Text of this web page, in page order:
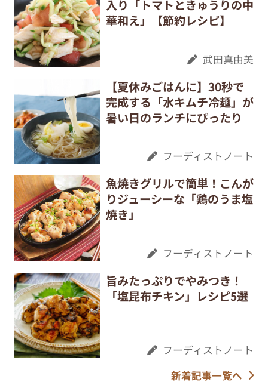
入り「トマトときゅうりの中
華和え」【節約レシピ】
武田真由美
【夏休みごはんに】30秒で
完成する「水キムチ冷麺」が
暑い日のランチにぴったり
フーディストノート
魚焼きグリルで簡単！こんが
りジューシーな「鶏のうま塩
焼き」
フーディストノート
旨みたっぷりでやみつき！
「塩昆布チキン」レシピ5選
フーディストノート
新着記事一覧へ